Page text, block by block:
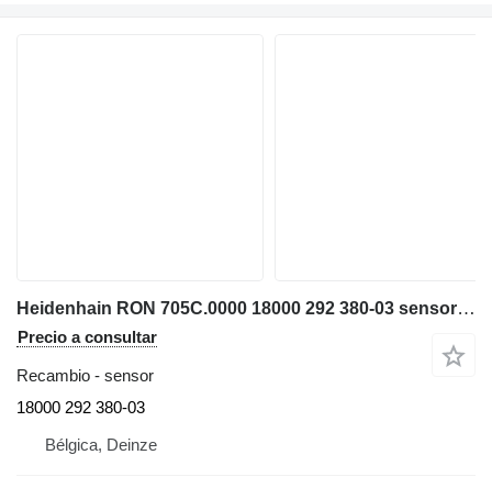
Heidenhain RON 705C.0000 18000 292 380-03 sensor para maquinaria industrial
Precio a consultar
Recambio - sensor
18000 292 380-03
Bélgica, Deinze